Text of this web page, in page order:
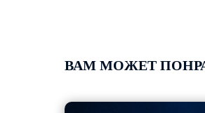
ВАМ МОЖЕТ